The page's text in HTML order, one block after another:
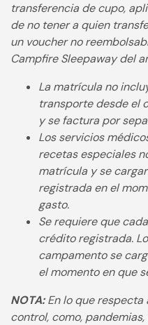
transferencia de cupo,
de no tener a quien
un voucher no
Campfire Sleepaway del
La matrícula no
transporte desde el
y se factura por
Los servicios
recetas especiales
matrícula y se
registrada en el
gasto.
Se requiere que
crédito registrada.
campamento se
el momento en que
NOTA:En lo que respecta
control, como,